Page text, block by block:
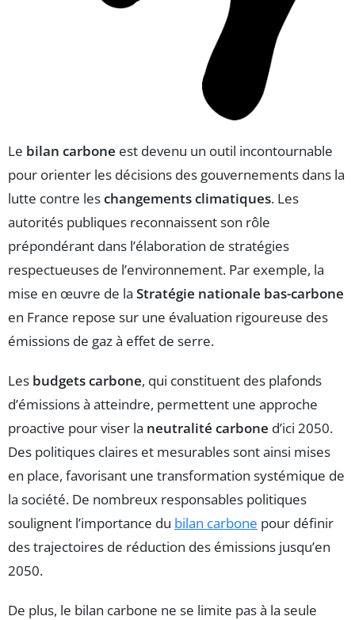
Le bilan carbone est devenu un outil incontournable
pour orienter les décisions des gouvernements dans la
lutte contre leschangements climatiques. Les
autorités publiques reconnaissent son rôle
prépondérant dans l’élaboration de stratégies
respectueuses de l’environnement. Par exemple, la
mise en œuvre de la Stratégie nationale bas-carbone
en France repose sur une évaluation rigoureuse des
émissions de gaz à effet de serre.
Les budgets carbone, qui constituent des plafonds
d’émissions à atteindre, permettent une approche
proactive pour viser la neutralité carbone d’ici 2050.
Des politiques claires et mesurables sont ainsi mises
en place, favorisant une transformation systémique de
la société. De nombreux responsables politiques
soulignent l’importance du bilan carbone pour définir
des trajectoires de réduction des émissions jusqu’en
2050.
De plus, le bilan carbone ne se limite pas à la seule